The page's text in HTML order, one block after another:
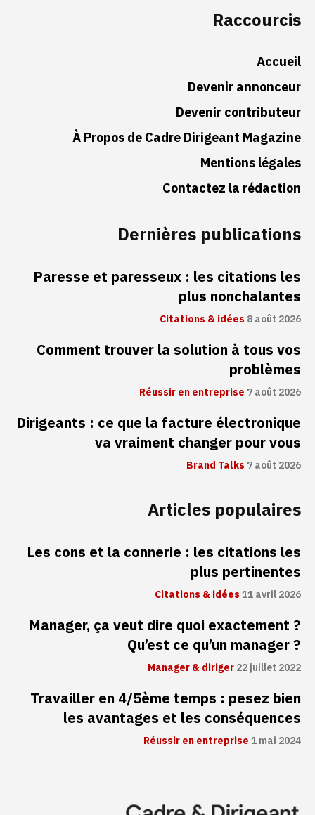
Raccourcis
Accueil
Devenir annonceur
Devenir contributeur
À Propos de Cadre Dirigeant Magazine
Mentions légales
Contactez la rédaction
Dernières publications
Paresse et paresseux : les citations les
plus nonchalantes
Citations & idées8 août 2026
Comment trouver la solution à tous vos
problèmes
Réussir en entreprise 7 août 2026
Dirigeants : ce que la facture électronique
va vraiment changer pour vous
Brand Talks7 août 2026
Articles populaires
Les cons et la connerie : les citations les
plus pertinentes
Citations & idées11 avril 2026
Manager, ça veut dire quoi exactement ?
Qu’est ce qu’un manager ?
Manager & diriger22 juillet 2022
Travailler en 4/5ème temps : pesez bien
les avantages et les conséquences
Réussir en entreprise1 mai 2024